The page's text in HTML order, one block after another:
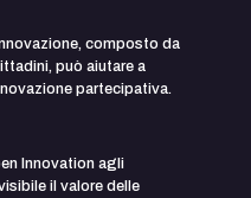
composto da
può aiutare a
partecipativa.
Innovation agli
il valore delle